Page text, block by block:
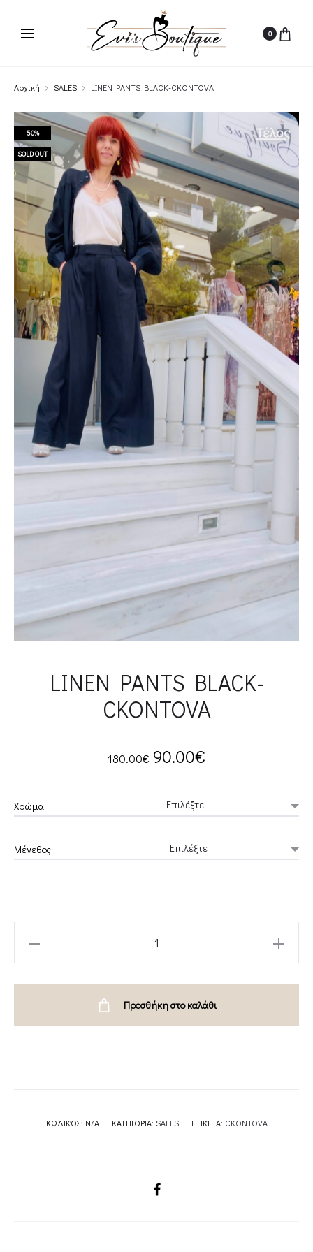
0
Αρχική SALES LINEN PANTS BLACK-CKONTOVA
50%
SOLD OUT
LINEN PANTS BLACK-
CKONTOVA
180.00€ Original
was:
180.00€.
90.00€
is:
90.00€.
Χρώμα
Μέγεθος
Προσθήκη στο καλάθι
ΚΩΔΙΚΌΣ: N/A ΚΑΤΗΓΟΡΊΑ: SALES ΕΤΙΚΈΤΑ: CKONTOVA
SHARE